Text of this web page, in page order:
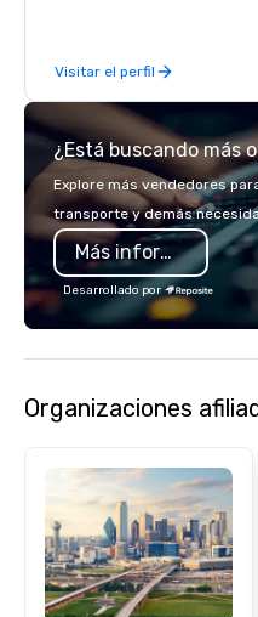
Visitar el perfil
¿Está buscando más
Explore más vendedores
transporte y demás
Más información
Desarrollado por
Organizaciones